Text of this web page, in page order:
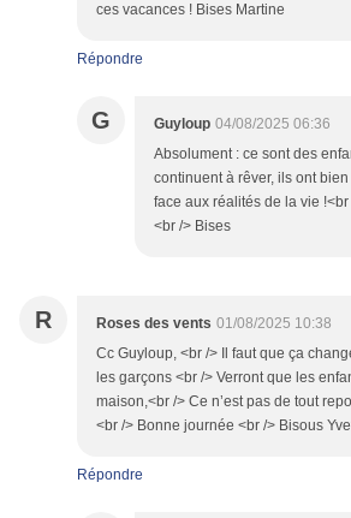
ces vacances ! Bises Martine
Répondre
G Guyloup 04/08/2025 06:36
Absolument : ce sont des
continuent à rêver, ils ont
face aux réalités de la vie
<br /> Bises
R Roses des vents 01/08/2025 10:38
Cc Guyloup, <br /> Il faut que ça
les garçons <br /> Verront que les
maison,<br /> Ce n’est pas de tout
<br /> Bonne journée <br /> Bisous
Répondre